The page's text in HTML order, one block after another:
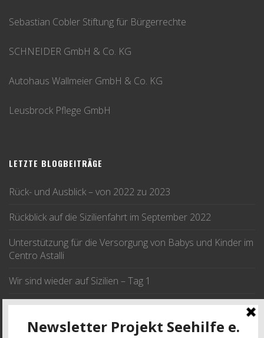
Sebastian Cobler Stiftung für Bürgerrechte
SCHNEIDER GmbH & Co. KG
Autohaus Wallmeier GmbH & Co. KG
Leusbrock Pflege GmbH
LETZTE BLOGBEITRÄGE
Rück- und Ausblick – von 2022 zu 2023
Rückblick auf die Sizilienfahrt im September 2022
Unterstützung für die Versorgung von Babys und Kinder im
Centro Astalli
Wir sind wieder auf Sizilien – Tag 1
Wir fahren im September nach Sizilien